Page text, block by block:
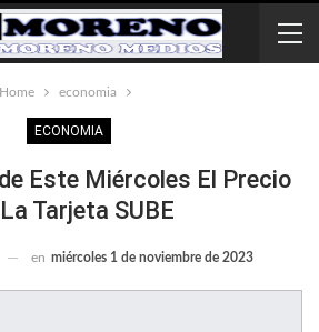
Home economia
ECONOMIA
Este Miércoles El Precio
Tarjeta SUBE
en miércoles 1 de noviembre de 2023